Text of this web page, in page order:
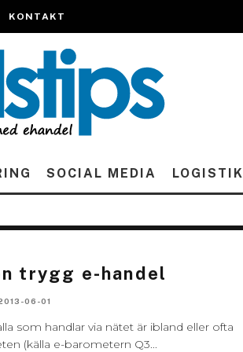
KONTAKT
SOCIAL MEDIA LOGISTIK
trygg e-handel
06-01
som handlar via nätet är ibland eller ofta
(källa e-barometern Q3...